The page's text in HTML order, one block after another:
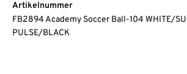
Artikelnummer
FB2894 Academy Soccer Ball-104 WHITE/
PULSE/BLACK